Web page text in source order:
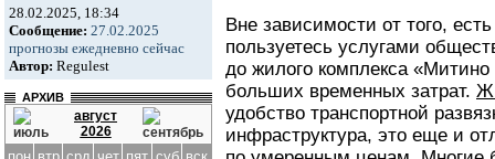
28.02.2025, 18:34
Сообщение: 27.02.2025
прогнозы ежедневно сейчас
Автор: Regulest
АРХИВ
август
2026
Вне зависимости от того,
пользуетесь услугами
до жилого комплекса
больших временных затрат.
удобство транспортной
инфраструктура, это еще и